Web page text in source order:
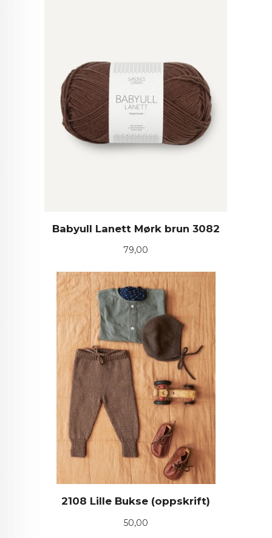
Babyull Lanett Mørk brun 3082
Pris
79,00
2108 Lille Bukse (oppskrift)
Pris
50,00